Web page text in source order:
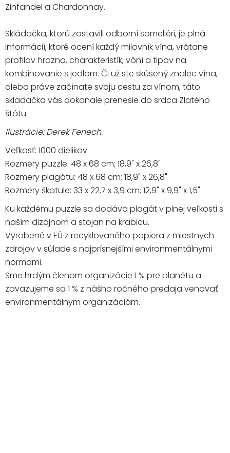
Zinfandel a Chardonnay.
Skládačka, ktorú zostavili odborní someliéri, je plná
informácií, ktoré ocení každý milovník vína, vrátane
profilov hrozna, charakteristík, vôní a tipov na
kombinovanie s jedlom. Či už ste skúsený znalec vína,
alebo práve začínate svoju cestu za vínom, táto
skladačka vás dokonale prenesie do srdca Zlatého
štátu.
Ilustrácie: Derek Fenech.
Veľkosť: 1000 dielikov
Rozmery puzzle: 48 x 68 cm; 18,9" x 26,8"
Rozmery plagátu: 48 x 68 cm; 18,9" x 26,8"
Rozmery škatule: 33 x 22,7 x 3,9 cm; 12,9" x 9,9" x 1,5"
Ku každému puzzle sa dodáva plagát v plnej veľkosti s
naším dizajnom a stojan na krabicu.
Vyrobené v EÚ z recyklovaného papiera z miestnych
zdrojov v súlade s najprísnejšími environmentálnymi
normami.
Sme hrdým členom organizácie 1 % pre planétu a
zaväzujeme sa 1 % z nášho ročného predaja venovať
environmentálnym organizáciám.